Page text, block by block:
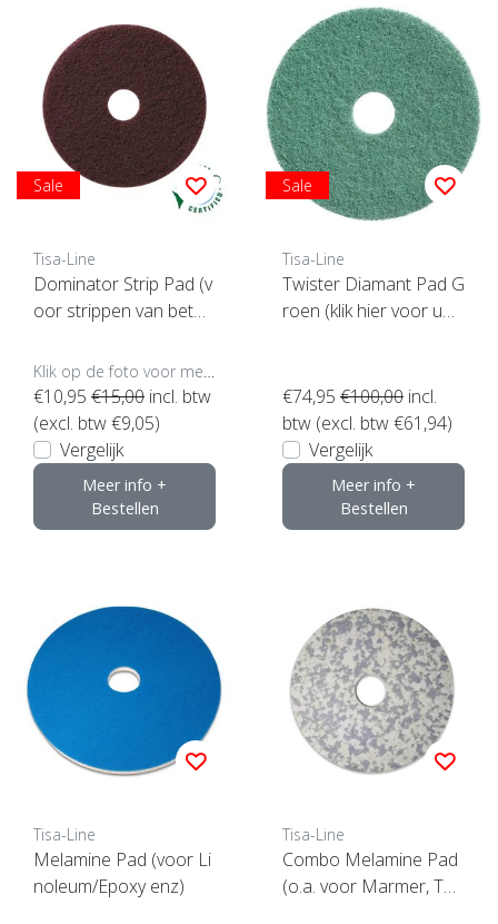
Sale
Tisa-Line
Dominator Strip Pad (v
oor strippen van beton
€10,95 €15,00 incl. btw
(excl. btw €9,05)
Vergelijk
Meer info +
Bestellen
Sale
Tisa-Line
Twister Diamant Pad G
roen (klik hier voor uw
€74,95 €100,00 incl.
btw (excl. btw €61,94)
Vergelijk
Meer info +
Bestellen
Tisa-Line
Melamine Pad (voor Li
noleum/Epoxy enz)
Tisa-Line
Combo Melamine Pad
(o.a. voor Marmer, Ter